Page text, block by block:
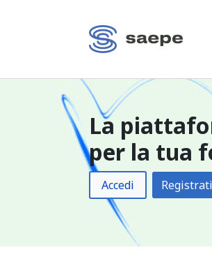
La
per la tua
Accedi Registrati